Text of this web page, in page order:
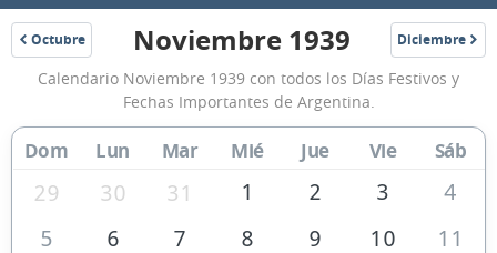
Octubre
1939
Calendario
Noviembre
1939
de
Argentina
Noviembre 1939 Diciembre
1939
Calendario Noviembre 1939 con todos los Días Festivos y
Fechas Importantes de Argentina.
Dom Lun Mar Mié Jue Vie Sáb
29 30 31 1 2 3
4
5
6 7 8 9 10
11